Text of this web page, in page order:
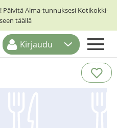
Alma-tunnuksesi Kotikokki-
täällä
Kirjaudu